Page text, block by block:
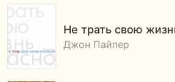
Не трать свою
Джон Пайпер